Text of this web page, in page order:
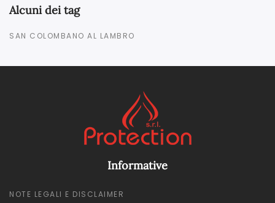
Alcuni dei tag
SAN COLOMBANO AL LAMBRO
Informative
NOTE LEGALI E DISCLAIMER